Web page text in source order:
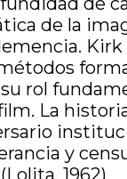
de la
Kirk
rol
La
y
(Lolita, 1962)